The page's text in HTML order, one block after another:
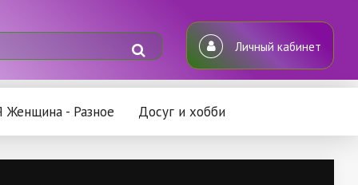
Личный кабинет
Женщина - Разное Досуг и хобби